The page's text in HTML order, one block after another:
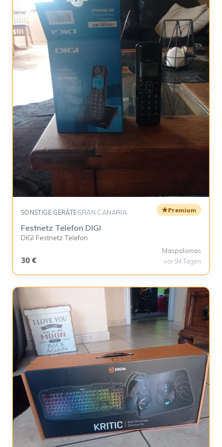
SONSTIGE GERÄTEGRAN CANARIA ★Premium
Festnetz Telefon DIGI
DIGI Festnetz Telefon
30 €
Maspalomas
vor 94 Tagen